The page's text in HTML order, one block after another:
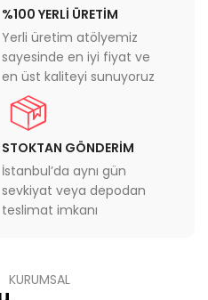
%100 YERLİ ÜRETİM
Yerli üretim atölyemiz
sayesinde en iyi fiyat ve
en üst kaliteyi sunuyoruz
STOKTAN GÖNDERİM
İstanbul’da aynı gün
sevkiyat veya depodan
teslimat imkanı
KURUMSAL